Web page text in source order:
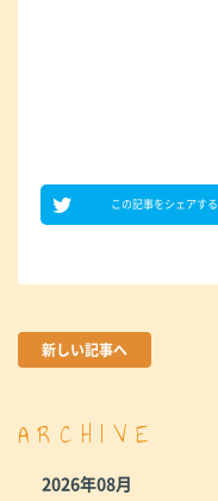
この記事をシェアする
新しい記事へ
ARCHIVE
2026年08月